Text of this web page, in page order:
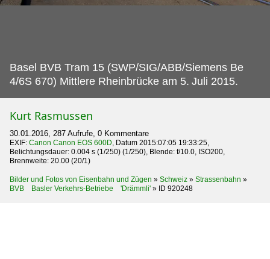
Basel BVB Tram 15 (SWP/SIG/ABB/Siemens Be
4/6S 670) Mittlere Rheinbrücke am 5. Juli 2015.
Kurt Rasmussen
30.01.2016, 287 Aufrufe, 0 Kommentare
EXIF: Canon Canon EOS 600D, Datum 2015:07:05 19:33:25,
Belichtungsdauer: 0.004 s (1/250) (1/250), Blende: f/10.0, ISO200,
Brennweite: 20.00 (20/1)
Bilder und Fotos von Eisenbahn und Zügen » Schweiz » Strassenbahn »
BVB Basler Verkehrs-Betriebe 'Drämmli' » ID 920248